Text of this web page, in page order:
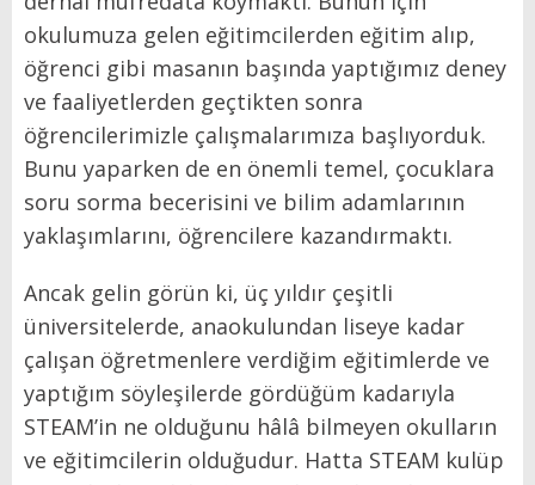
okulumuza gelen eğitimcilerden eğitim alıp,
öğrenci gibi masanın başında yaptığımız deney
ve faaliyetlerden geçtikten sonra
öğrencilerimizle çalışmalarımıza başlıyorduk.
Bunu yaparken de en önemli temel, çocuklara
soru sorma becerisini ve bilim adamlarının
yaklaşımlarını, öğrencilere kazandırmaktı.
Ancak gelin görün ki, üç yıldır çeşitli
üniversitelerde, anaokulundan liseye kadar
çalışan öğretmenlere verdiğim eğitimlerde ve
yaptığım söyleşilerde gördüğüm kadarıyla
STEAM’in ne olduğunu hâlâ bilmeyen okulların
ve eğitimcilerin olduğudur. Hatta STEAM kulüp